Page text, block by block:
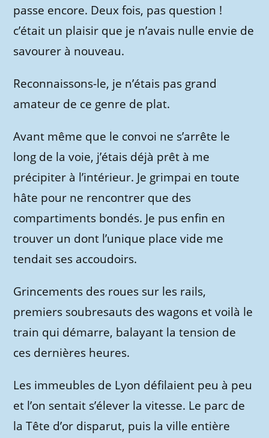
passe encore. Deux fois, pas question !
c’était un plaisir que je n’avais nulle envie de
savourer à nouveau.
Reconnaissons-le, je n’étais pas grand
amateur de ce genre de plat.
Avant même que le convoi ne s’arrête le
long de la voie, j’étais déjà prêt à me
précipiter à l’intérieur. Je grimpai en toute
hâte pour ne rencontrer que des
compartiments bondés. Je pus enfin en
trouver un dont l’unique place vide me
tendait ses accoudoirs.
Grincements des roues sur les rails,
premiers soubresauts des wagons et voilà le
train qui démarre, balayant la tension de
ces dernières heures.
Les immeubles de Lyon défilaient peu à peu
et l’on sentait s’élever la vitesse. Le parc de
la Tête d’or disparut, puis la ville entière